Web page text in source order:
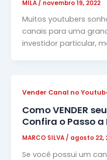
MILA / novembro 19, 2022
Muitos youtubers
canais para uma
investidor particular,
Vender Canal no
Como VENDER
Confira o Passo a
MARCO SILVA / agosto 22,
Se você possui um